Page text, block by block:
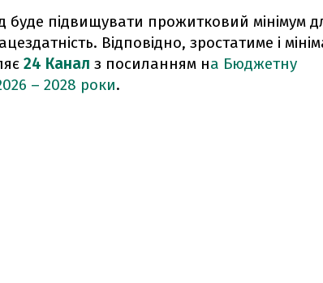
буде підвищувати прожитковий мінімум
Відповідно, зростатиме і
24 Канал з посиланням на Бюджетну
– 2028 роки.